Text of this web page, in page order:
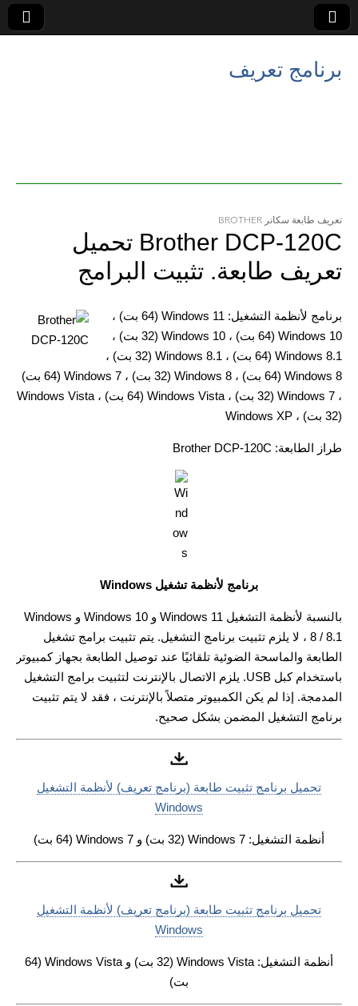
برنامج تعريف
تعريف طابعة سكانر BROTHER
Brother DCP-120C تحميل
تعريف طابعة. تثبيت البرامج
برنامج لأنظمة التشغيل: Windows 11 (64 بت) ،
Windows 10 (64 بت) ، Windows 10 (32 بت) ،
Windows 8.1 (64 بت) ، Windows 8.1 (32 بت) ،
Windows 8 (64 بت) ، Windows 8 (32 بت) ، Windows 7 (64 بت)
، Windows 7 (32 بت) ، Windows Vista (64 بت) ، Windows Vista
(32 بت) ، Windows XP
طراز الطابعة: Brother DCP-120C
برنامج لأنظمة تشغيل Windows
بالنسبة لأنظمة التشغيل Windows 11 و Windows 10 و Windows
8 / 8.1 ، لا يلزم تثبيت برنامج التشغيل. يتم تثبيت برامج تشغيل
الطابعة والماسحة الضوئية تلقائيًا عند توصيل الطابعة بجهاز كمبيوتر
باستخدام كبل USB. يلزم الاتصال بالإنترنت لتثبيت برامج التشغيل
المدمجة. إذا لم يكن الكمبيوتر متصلاً بالإنترنت ، فقد لا يتم تثبيت
برنامج التشغيل المضمن بشكل صحيح.
تحميل برنامج تثبيت طابعة (برنامج تعريف) لأنظمة التشغيل
Windows
أنظمة التشغيل: Windows 7 (32 بت) و Windows 7 (64 بت)
تحميل برنامج تثبيت طابعة (برنامج تعريف) لأنظمة التشغيل
Windows
أنظمة التشغيل: Windows Vista (32 بت) و Windows Vista (64
بت)